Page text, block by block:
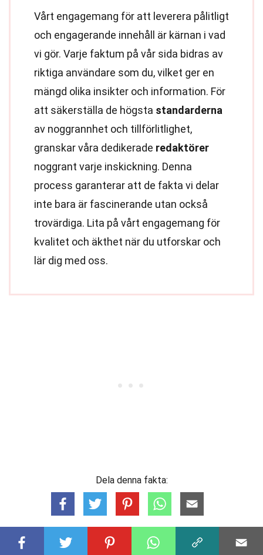
Vårt engagemang för att leverera pålitligt
och engagerande innehåll är kärnan i vad
vi gör. Varje faktum på vår sida bidras av
riktiga användare som du, vilket ger en
mängd olika insikter och information. För
att säkerställa de högsta standarderna
av noggrannhet och tillförlitlighet,
granskar våra dedikerade redaktörer
noggrant varje inskickning. Denna
process garanterar att de fakta vi delar
inte bara är fascinerande utan också
trovärdiga. Lita på vårt engagemang för
kvalitet och äkthet när du utforskar och
lär dig med oss.
Dela denna fakta: